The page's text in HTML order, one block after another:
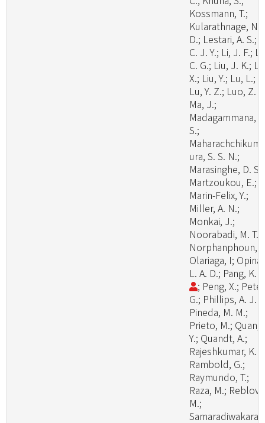
Kossmann, T.;
Kularathnage, N.
D.; Lestari, A. S.;
C. J. Y.; Li, J. F.;
C. G.; Liu, J. K.;
X.; Liu, Y.; Lu, L.;
Lu, Y. Z.; Luo, Z.
Ma, J.;
Madagammana,
S.;
ura, S. S. N.;
Marasinghe, D. S.;
Martzoukou, E.;
Marin-Felix, Y.;
Miller, A. N.;
Monkai, J.;
Noorabadi, M. T.;
Norphanphoun,
Olariaga, I; Opina,
L. A. D.; Pang, K.
; Peng, X.;
G.; Phillips, A. J.
Pineda, M. M.;
Prieto, M.; Quan,
Y.; Quandt, A.;
Rajeshkumar, K.
Rambold, G.;
Raymundo, T.;
Raza, M.;
M.;
Samaradiwakara,